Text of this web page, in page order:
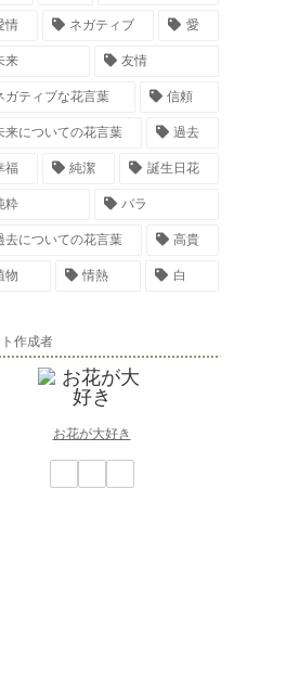
情 ネガティブ 愛
来 友情
ガティブな花言葉 信頼
来についての花言葉 過去
福 純潔 誕生日花
粋 バラ
去についての花言葉 高貴
物 情熱 白
作成者
お花が大好き